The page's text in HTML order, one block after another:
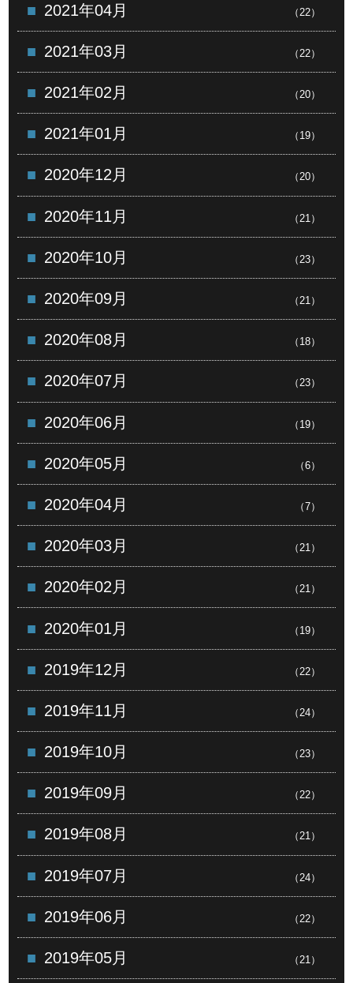
2021年04月 （22）
2021年03月 （22）
2021年02月 （20）
2021年01月 （19）
2020年12月 （20）
2020年11月 （21）
2020年10月 （23）
2020年09月 （21）
2020年08月 （18）
2020年07月 （23）
2020年06月 （19）
2020年05月 （6）
2020年04月 （7）
2020年03月 （21）
2020年02月 （21）
2020年01月 （19）
2019年12月 （22）
2019年11月 （24）
2019年10月 （23）
2019年09月 （22）
2019年08月 （21）
2019年07月 （24）
2019年06月 （22）
2019年05月 （21）